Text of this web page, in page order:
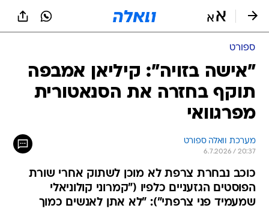
ספורט
"אישה בזויה": קיליאן אמבפה
תוקף בחזרה את הסנאטורית
מפרגוואי
מערכת וואלה ספורט
6.7.2026 / 20:37
כוכב נבחרת צרפת לא מוכן לשתוק אחרי שורת
הפוסטים הגזעניים כלפיו ("קמרוני קולוניאלי
שמעמיד פני צרפתי"): "לא אתן לאנשים כמוך